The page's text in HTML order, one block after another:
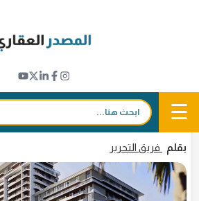
☰ بحث:
"دي إتش جي": 7.9%
هيلفيتيا ريزيدنسز بقرية جميرا
28 نوفمبر 2024 - 16:23
بقلم فريق التحرير